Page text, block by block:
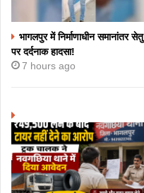
भागलपुर में निर्माणाधीन समानांतर सेतु
पर दर्दनाक हादसा!
7 hours ago